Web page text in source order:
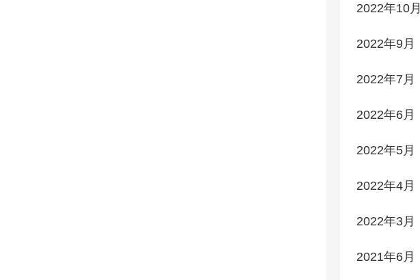
2022年10月
2022年9月
2022年7月
2022年6月
2022年5月
2022年4月
2022年3月
2021年6月